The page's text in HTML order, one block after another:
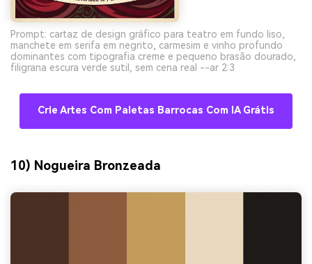
Prompt: cartaz de design gráfico para teatro em fundo liso,
manchete em serifa em negrito, carmesim e vinho profundo
dominantes com tipografia creme e pequeno brasão dourado,
filigrana escura verde sutil, sem cena real --ar 2:3
Crie Artes Com Paletas Barrocas Com IA Grátis
10) Nogueira Bronzeada